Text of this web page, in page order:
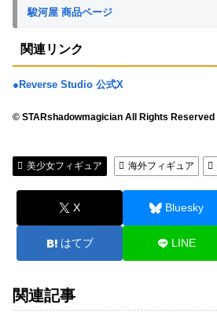
駿河屋 商品ページ
関連リンク
●Reverse Studio 公式X
© STARshadowmagician All Rights Reserved
美少女フィギュア 海外フィギュア
X Bluesky
はてブ LINE
関連記事